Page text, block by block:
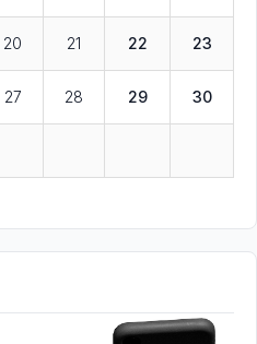
20 21 22 23
27 28 29 30